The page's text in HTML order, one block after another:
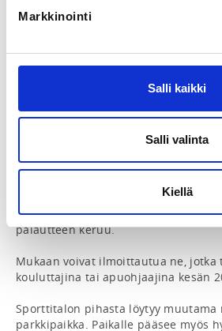
Markkinointi
Salli kaikki
Salli valinta
Kiellä
Alicia Perho
Tervetuloa Kohinan kouluttajien ja
tapaamiseen torstaina 11.4.2024 klo
Tilaisuus pidetään Melonta- ja
TIlaisuus aloitetaan yhteisellä
ensi kesän kursseista ja niiden
pätevyysvaatimuksista (vuosi 2025 -
mm. kurssien runko, turvallisuus,
palautteen keruu.
Mukaan voivat ilmoittautua ne, jotka
kouluttajina tai apuohjaajina kesän
Sporttitalon pihasta löytyy muutama
parkkipaikka. Paikalle pääsee myös